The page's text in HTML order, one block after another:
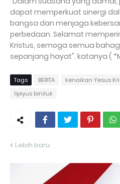
dapat memperkuat sinergi
bangsa dan menjaga
perbedaan. Selamat
Kristus, semoga semua
sepanjang hayat". katanya (
Tags BERITA kenaikan Yesus
lipiyus biniluk
Lebih baru